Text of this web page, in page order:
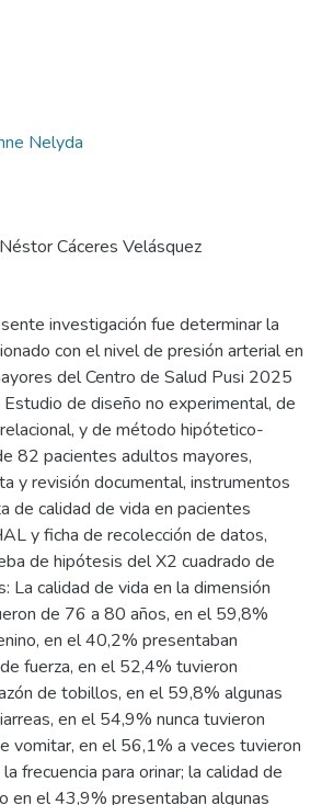
Nelyda
Cáceres Velásquez
investigación fue determinar la
con el nivel de presión arterial en
del Centro de Salud Pusi 2025
de diseño no experimental, de
y de método hipótetico-
82 pacientes adultos mayores,
y revisión documental, instrumentos
de calidad de vida en pacientes
y ficha de recolección de datos,
de hipótesis del X2 cuadrado de
La calidad de vida en la dimensión
de 76 a 80 años, en el 59,8%
en el 40,2% presentaban
fuerza, en el 52,4% tuvieron
de tobillos, en el 59,8% algunas
en el 54,9% nunca tuvieron
vomitar, en el 56,1% a veces tuvieron
frecuencia para orinar; la calidad de
en el 43,9% presentaban algunas